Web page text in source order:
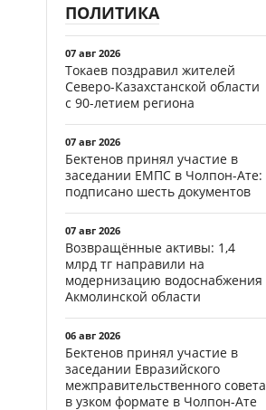
ПОЛИТИКА
07 авг 2026
Токаев поздравил жителей
Северо-Казахстанской области
с 90-летием региона
07 авг 2026
Бектенов принял участие в
заседании ЕМПС в Чолпон-Ате:
подписано шесть документов
07 авг 2026
Возвращённые активы: 1,4
млрд тг направили на
модернизацию водоснабжения
Акмолинской области
06 авг 2026
Бектенов принял участие в
заседании Евразийского
межправительственного совета
в узком формате в Чолпон-Ате